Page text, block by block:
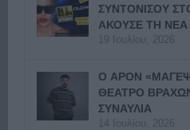
ΣΥΝΤΟΝΙΣΟΥ
ΑΚΟΥΣΕ ΤΗ ΝΕΑ
19 Ιουλίου, 2026
Ο APON
ΘΕΑΤΡΟ
ΣΥΝΑΥΛΙΑ
14 Ιουλίου, 2026